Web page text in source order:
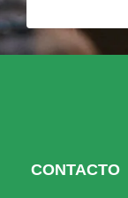
CONTACTO